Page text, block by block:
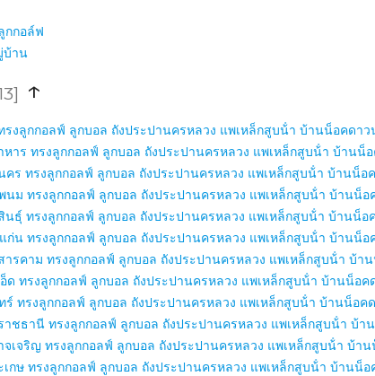
กกอล์ฟ
บ้าน
↑
รงลูกกอลฟ์ ลูกบอล ถังประปานครหลวง แพเหล็กสูบน้ํา บ้านน็อคดาว
หาร ทรงลูกกอลฟ์ ลูกบอล ถังประปานครหลวง แพเหล็กสูบน้ํา บ้านน็
คร ทรงลูกกอลฟ์ ลูกบอล ถังประปานครหลวง แพเหล็กสูบน้ํา บ้านน็อ
นม ทรงลูกกอลฟ์ ลูกบอล ถังประปานครหลวง แพเหล็กสูบน้ํา บ้านน็อ
นธุ์ ทรงลูกกอลฟ์ ลูกบอล ถังประปานครหลวง แพเหล็กสูบน้ํา บ้านน็อ
ก่น ทรงลูกกอลฟ์ ลูกบอล ถังประปานครหลวง แพเหล็กสูบน้ํา บ้านน็อ
ารคาม ทรงลูกกอลฟ์ ลูกบอล ถังประปานครหลวง แพเหล็กสูบน้ํา บ้า
อ็ด ทรงลูกกอลฟ์ ลูกบอล ถังประปานครหลวง แพเหล็กสูบน้ํา บ้านน็อค
ร์ ทรงลูกกอลฟ์ ลูกบอล ถังประปานครหลวง แพเหล็กสูบน้ํา บ้านน็อค
าชธานี ทรงลูกกอลฟ์ ลูกบอล ถังประปานครหลวง แพเหล็กสูบน้ํา บ้า
จเจริญ ทรงลูกกอลฟ์ ลูกบอล ถังประปานครหลวง แพเหล็กสูบน้ํา บ้า
เกษ ทรงลูกกอลฟ์ ลูกบอล ถังประปานครหลวง แพเหล็กสูบน้ํา บ้านน็